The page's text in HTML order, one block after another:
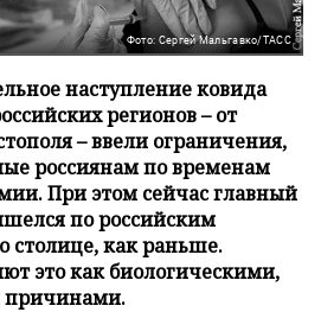
Фото: Сергей Мальгавко/ТАСС
наступление ковида
регионов – от
– ввели ограничения,
россиянам по временам
При этом сейчас главный
по российским
столице, как раньше.
это как биологическими,
причинами.